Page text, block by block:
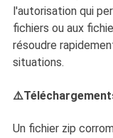
l'autorisation qui
fichiers ou aux
résoudre
situations.
Un fichier zip